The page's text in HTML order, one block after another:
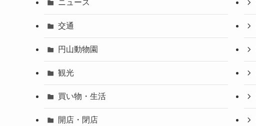
ニュース
交通
円山動物園
観光
買い物・生活
開店・閉店